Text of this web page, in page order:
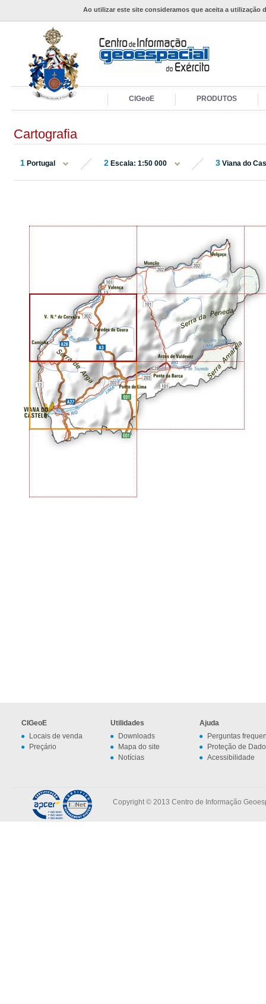
Ao utilizar este site consideramos que aceita a utilização
CIGeoE PRODUTOS
Cartografia
1 Portugal 2 Escala: 1:50 000 3 Viana do
CIGeoE
Locais de venda
Preçário
Utilidades
Downloads
Mapa do site
Notícias
Ajuda
Perguntas
Proteção de
Acessibilidade
Copyright © 2013 Centro de Informação